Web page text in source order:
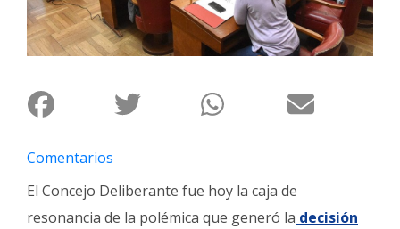
Espectáculos
Policiales
Fotos
Familia
Clasificados
Fúnebres
Comentarios
El Concejo Deliberante fue hoy la caja de
resonancia de la polémica que generó la decisión